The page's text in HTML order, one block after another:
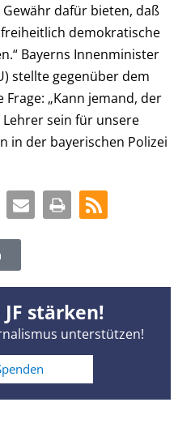
dafür bieten, daß
demokratische
Bayerns Innenminister
stellte gegenüber dem
Frage: „Kann jemand, der
sein für unsere
in der bayerischen Polizei
stärken!
unterstützen!